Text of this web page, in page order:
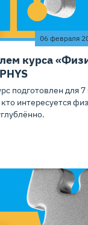
06 февраля
курса
подготовлен для 7
интересуется